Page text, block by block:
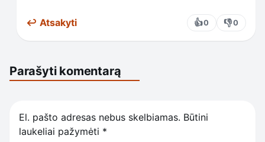
↩ Atsakyti 👍0 👎0
Parašyti komentarą
El. pašto adresas nebus skelbiamas. Būtini
laukeliai pažymėti *